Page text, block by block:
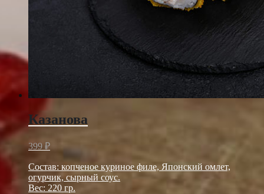
Казанова
399 ₽
Состав: копченое куриное филе, Японский омлет,
огурчик, сырный соус.
Вес: 220 гр.